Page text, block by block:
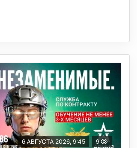
6 АВГУСТА 2026, 9:45 9